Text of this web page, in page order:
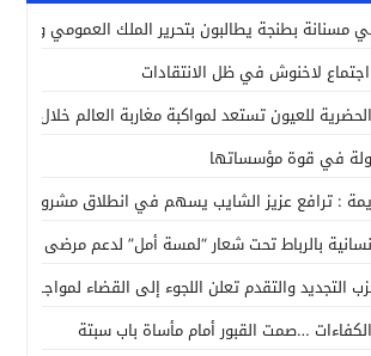
مسنانة بطنجة يطالبون بتحرير الملك العمومي
اجتماع لاخنوش في ظل الانتقادات
الحضرية للعيون تستعد لمواكبة مغاربة العالم خلال
في قوة مؤسساتها
: ترافع عزيز الشايب يسهم في انطلاق مشروع
بالرباط تحت شعار “لمسة أمل” لدعم مرضى
التجديد والتقدم تعلن اللجوء إلى القضاء لمواجهة
…صمت القبور أمام مأساة باب سبتة